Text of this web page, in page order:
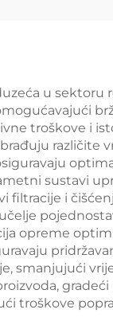
u sektoru
troškove i
različite
sustavi
filtracije i
opreme
smanjujući
gradeći
troškove